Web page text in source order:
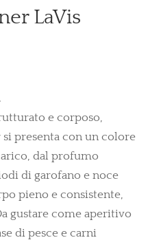
LaVis
.
e corposo,
presenta con un colore
dal profumo
di garofano e noce
pieno e consistente,
gustare come aperitivo
di pesce e carni